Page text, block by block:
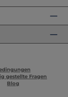
gestellte Fragen
Blog